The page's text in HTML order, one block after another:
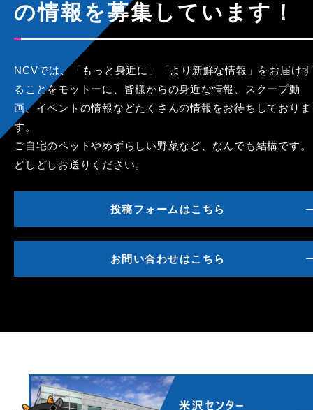
の情報を募集しています！
NCVでは、「もっと身近に」「より新鮮な情報」をお届けす
ることをモットーに、皆様からの身近な情報、スクープ動
画、イベントの情報などたくさんの情報をお待ちしておりま
す。
ご自宅のペットやめずらしい野菜など、なんでも結構です。
どしどしお送りください。
投稿フォームはこちら
お問い合わせはこちら